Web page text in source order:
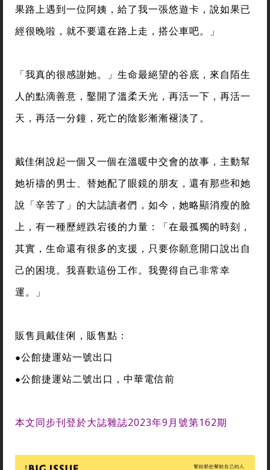
果路上遇到一位阿姨，給了我一張悠遊卡，說如果已
經很晚啦，就不要還在路上走，搭公車吧。」
「我真的很感謝她。」生命最絕望的谷底，來自陌生
人的點滴善意，鑿開了溫柔天光，再活一下，再活一
天，再活一分鐘，死亡的陰影漸漸褪淡了。
戴佳俐說起一個又一個在溫暖中交會的故事，主動幫
她祈禱的男士、替她配了眼鏡的朋友，還有那些和她
說「辛苦了」的大誌讀者們，如今，她略顯消瘦的臉
上，有一種歷經跌宕後的力量：「在最孤獨的時刻，
其實，生命還有很多的支援，只要你願意開口說出自
己的困境。我喜歡這份工作。我覺得自己非常幸
運。」
販售員戴佳俐，販售點：
●公館捷運站一號出口
●公館捷運站二號出口，中華電信前
本文同步刊登於大誌雜誌2023年9月號第162期